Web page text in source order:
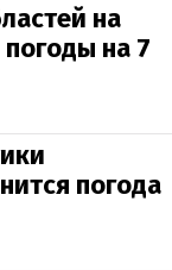
на
на 7
погода